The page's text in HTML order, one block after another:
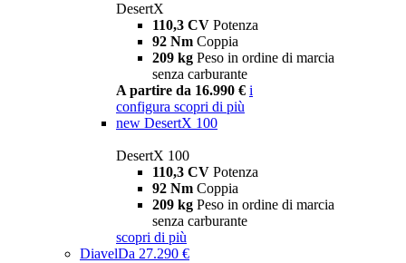
DesertX
110,3 CV Potenza
92 Nm Coppia
209 kg Peso in ordine di marcia
senza carburante
A partire da 16.990 € i
configura scopri di più
new DesertX 100
DesertX 100
110,3 CV Potenza
92 Nm Coppia
209 kg Peso in ordine di marcia
senza carburante
scopri di più
DiavelDa 27.290 €